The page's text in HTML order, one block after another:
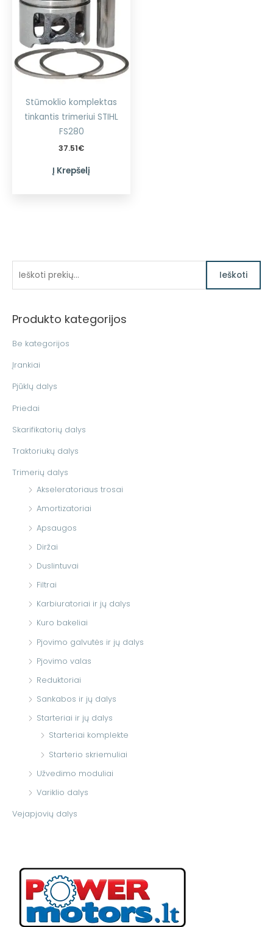
k
i
Ieškoti
Produkto kategorijos
Be kategorijos
Įrankiai
Pjūklų dalys
Priedai
Skarifikatorių dalys
Traktoriukų dalys
Trimerių dalys
Akseleratoriaus trosai
Amortizatoriai
Apsaugos
Diržai
Duslintuvai
Filtrai
Karbiuratoriai ir jų dalys
Kuro bakeliai
Pjovimo galvutės ir jų dalys
Pjovimo valas
Reduktoriai
Sankabos ir jų dalys
Starteriai ir jų dalys
Starteriai komplekte
Starterio skriemuliai
Užvedimo moduliai
Variklio dalys
Vejapjovių dalys
Stūmoklio komplektas
tinkantis trimeriui STIHL
FS280
37.51€
Į Krepšelį